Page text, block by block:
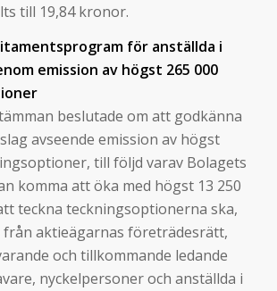
till 19,84 kronor.
för anställda i
emission av högst 265 000
beslutade om att godkänna
avseende emission av högst
till följd varav Bolagets
komma att öka med högst 13 250
teckna teckningsoptionerna ska,
från aktieägarnas företrädesrätt,
och tillkommande ledande
nyckelpersoner och anställda i